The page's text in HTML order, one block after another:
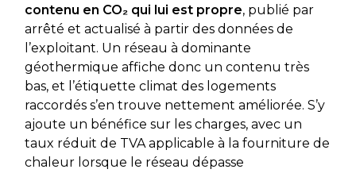
contenu en CO₂ qui lui est propre, publié par
arrêté et actualisé à partir des données de
l’exploitant. Un réseau à dominante
géothermique affiche donc un contenu très
bas, et l’étiquette climat des logements
raccordés s’en trouve nettement améliorée. S’y
ajoute un bénéfice sur les charges, avec un
taux réduit de TVA applicable à la fourniture de
chaleur lorsque le réseau dépasse